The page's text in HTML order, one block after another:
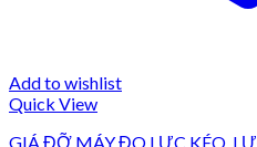
Add to wishlist
Quick View
GIÁ ĐỠ MÁY ĐO LỰC KÉO,